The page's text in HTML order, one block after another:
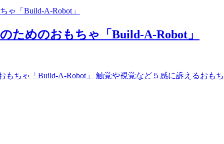
ためのおもちゃ「Build-A-Robot」
ちゃ「Build-A-Robot」 触覚や視覚など５感に訴えるおも